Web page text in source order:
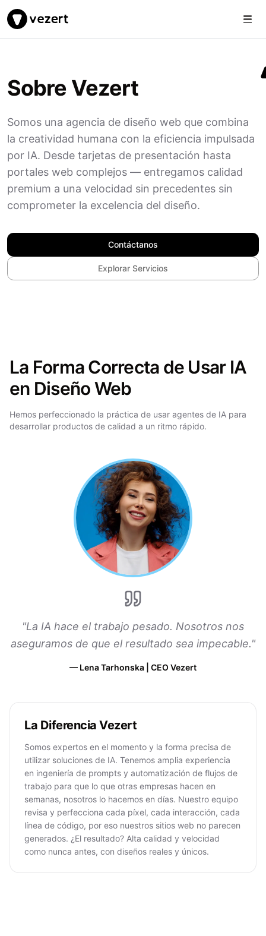
Vezert
Sobre Vezert
Somos una agencia de diseño web que combina
la creatividad humana con la eficiencia impulsada
por IA. Desde tarjetas de presentación hasta
portales web complejos — entregamos calidad
premium a una velocidad sin precedentes sin
comprometer la excelencia del diseño.
Contáctanos
Explorar Servicios
La Forma Correcta de Usar IA
en Diseño Web
Hemos perfeccionado la práctica de usar agentes de IA para
desarrollar productos de calidad a un ritmo rápido.
"La IA hace el trabajo pesado. Nosotros nos
aseguramos de que el resultado sea impecable."
— Lena Tarhonska | CEO Vezert
La Diferencia Vezert
Somos expertos en el momento y la forma precisa de
utilizar soluciones de IA. Tenemos amplia experiencia
en ingeniería de prompts y automatización de flujos de
trabajo para que lo que otras empresas hacen en
semanas, nosotros lo hacemos en días. Nuestro equipo
revisa y perfecciona cada píxel, cada interacción, cada
línea de código, por eso nuestros sitios web no parecen
generados. ¿El resultado? Alta calidad y velocidad
como nunca antes, con diseños reales y únicos.